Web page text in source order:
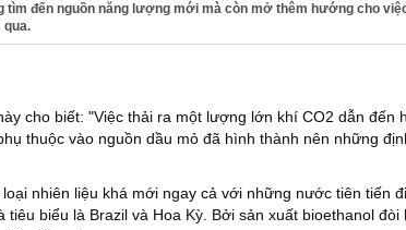
đến nguồn năng lượng mới mà còn mở thêm hướng cho
qua.
cho biết: "Việc thải ra một lượng lớn khí CO2 dẫn đến
thuộc vào nguồn dầu mỏ đã hình thành nên những
nhiên liệu khá mới ngay cả với những nước tiên tiến
biểu là Brazil và Hoa Kỳ. Bởi sản xuất bioethanol đòi